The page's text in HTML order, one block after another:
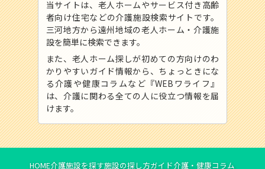
当サイトは、老人ホームやサービス付き高齢
者向け住宅などの介護施設検索サイトです。
三河地方から遠州地域の老人ホーム・介護施
設を簡単に検索できます。
また、老人ホーム探しが初めての方向けのわ
かりやすいガイド情報から、ちょっときにな
る介護や健康コラムなど『WEBワライフ』
は、介護に関わる全ての人に役立つ情報を届
けます。
HOME介護施設を探す施設の探し方ガイド介護・健康コラム